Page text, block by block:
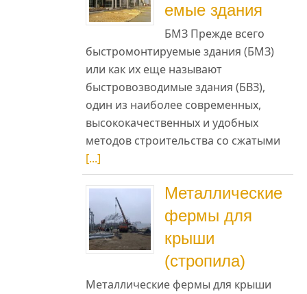
емые здания
БМЗ Прежде всего
быстромонтируемые здания (БМЗ)
или как их еще называют
быстровозводимые здания (БВЗ),
один из наиболее современных,
высококачественных и удобных
методов строительства со сжатыми
[...]
Металлические
фермы для
крыши
(стропила)
Металлические фермы для крыши